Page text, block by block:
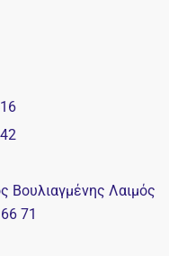
Βουλιαγμένης Λαιμός
71